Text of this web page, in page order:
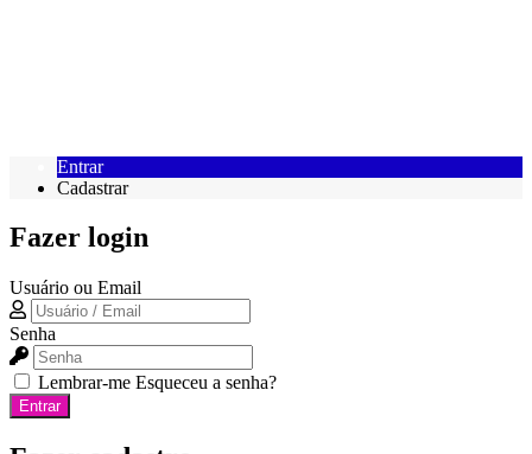
Entrar
Cadastrar
Fazer login
Usuário ou Email
Senha
Lembrar-me Esqueceu a senha?
Entrar